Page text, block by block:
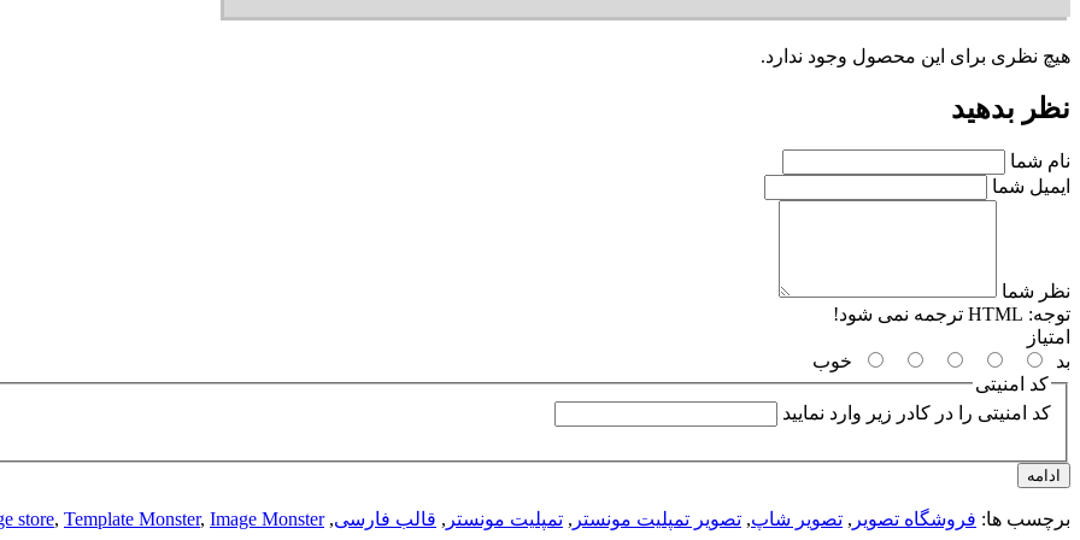
هیچ نظری برای این محصول وجود ندارد.
نظر بدهید
نام شما
ایمیل شما
نظر شما
توجه:
امتیاز
بد
خوب
کد امنیتی
کد امنیتی را در کادر زیر وارد نمایید
ادامه
برچسب ها: فروشگاه تصویر , تصویر شاپ, تصویر تمپلیت مونستر , تمپلیت مونستر , قالب فارسی,
store, Template Monster, Image Monster